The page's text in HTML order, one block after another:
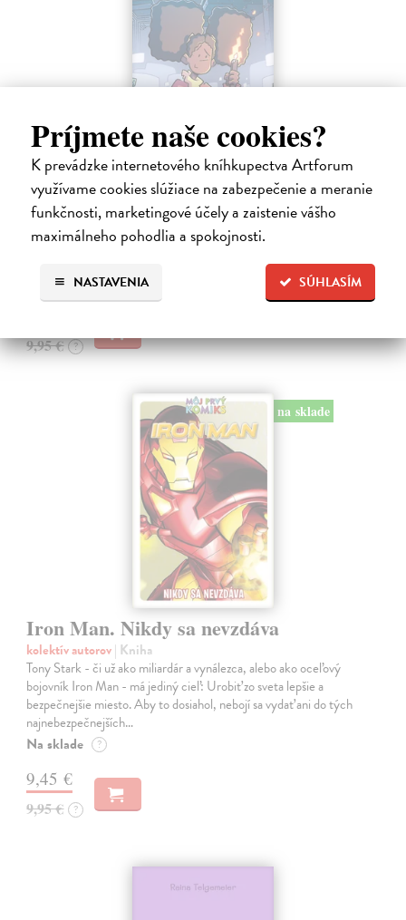
Príjmete naše cookies?
K prevádzke internetového kníhkupectva Artforum
využívame cookies slúžiace na zabezpečenie a meranie
funkčnosti, marketingové účely a zaistenie vášho
maximálneho pohodlia a spokojnosti.
SÚHLASÍM
NASTAVENIA
Minecraft: Srdce z kameňa 2
Clemson Andrew, Lawson Jeremy, Esposito Taylor
| Kniha
Druhé pokračovanie napínavého dobrodružstva zo sveta Minecraftu.
Samotársky farmár Cobb sa chce len starať o svoju úrodu, zbierať
Na sklade ?
9,95 € ?
na sklade
Iron Man. Nikdy sa nevzdáva
kolektív autorov| Kniha
Tony Stark - či už ako miliardár a vynálezca, alebo ako oceľový
bojovník Iron Man - má jediný cieľ: Urobiť zo sveta lepšie a
bezpečnejšie miesto. Aby to dosiahol, nebojí sa vydať ani do tých
najnebezpečnejších…
Na sklade ?
9,45 €
9,95 € ?